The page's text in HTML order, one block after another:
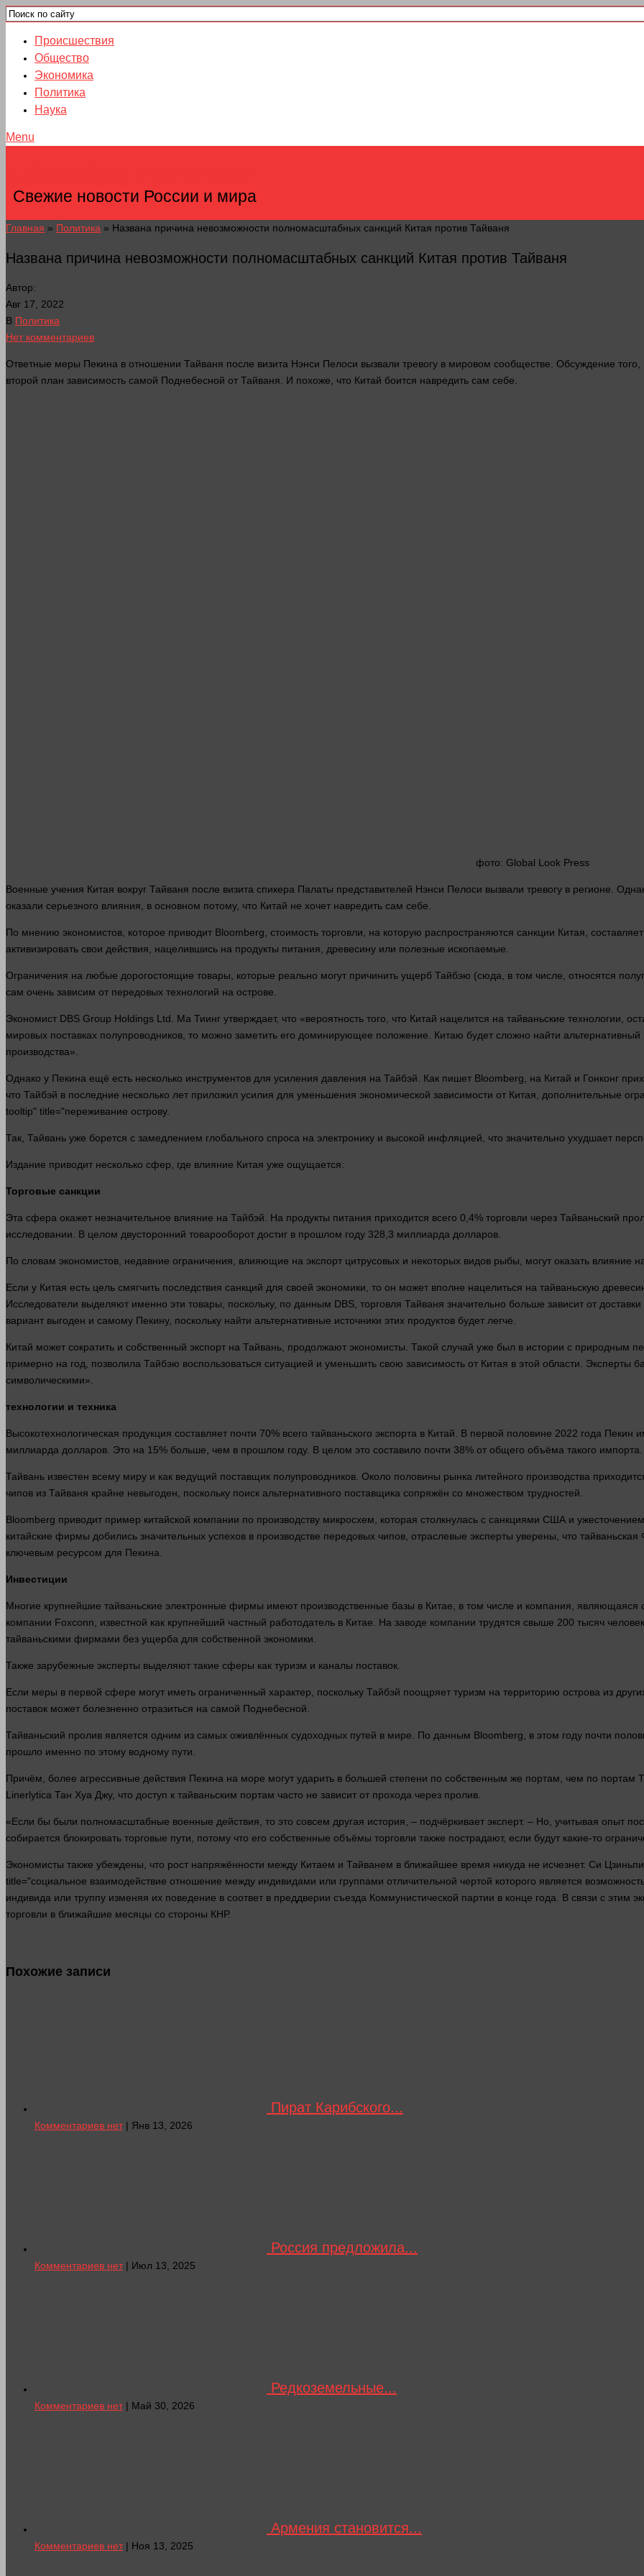
Происшествия
Общество
Экономика
Политика
Наука
Menu
Свежие новости России и мира
Главная » Политика » Названа причина невозможности полномасштабных санкций Китая против Тайваня
Названа причина невозможности полномасштабных санкций Китая против Тайваня
Автор:
Авг 17, 2022
В Политика
Нет комментариев
Ответные меры Пекина в отношении Тайваня после визита Нэнси Пелоси вызвали тревогу в мировом сообществе. Обсуждение того,
второй план зависимость самой Поднебесной от Тайваня. И похоже, что Китай боится навредить сам себе.
фото: Global Look Press
Военные учения Китая вокруг Тайваня после визита спикера Палаты представителей Нэнси Пелоси вызвали тревогу в регионе.
оказали серьезного влияния, в основном потому, что Китай не хочет навредить сам себе.
По мнению экономистов, которое приводит Bloomberg, стоимость торговли, на которую распространяются санкции Китая,
активизировать свои действия, нацелившись на продукты питания, древесину или полезные ископаемые.
Ограничения на любые дорогостоящие товары , которые реально могут причинить ущерб Тайбэю (сюда, в том числе, относятся
сам очень зависим от передовых технологий на острове.
Экономист DBS Group Holdings Ltd. Ма Тиинг утверждает, что «вероятность того, что Китай нацелится на тайваньские технологии ,
мировых поставках полупроводников, то можно заметить его доминирующее положение. Китаю будет сложно найти альтернативный
производства».
Однако у Пекина ещё есть несколько инструментов для усиления давления на Тайбэй. Как пишет Bloomberg, на Китай и Гонконг
что Тайбэй в последние несколько лет приложил усилия для уменьшения экономической зависимости от Китая, дополнительные
tooltip" title="переживание острову.
Так, Тайвань уже борется с замедлением глобального спроса на электронику и высокой инфляцией, что значительно ухудшает
Издание приводит несколько сфер, где влияние Китая уже ощущается:
Торговые санкции
Эта сфера окажет незначительное влияние на Тайбэй. На продукты питания приходится всего 0,4% торговли через Тайваньский
исследовании. В целом двусторонний товарооборот достиг в прошлом году 328,3 миллиарда долларов
По словам экономистов, недавние ограничения, влияющие на экспорт цитрусовых и некоторых видов рыбы, могут оказать влияние
Если у Китая есть цель смягчить последствия санкций для своей экономики , то он может вполне нацелиться на тайваньскую
Исследователи выделяют именно эти товары , поскольку, по данным DBS, торговля Тайваня значительно больше зависит от
вариант выгоден и самому Пекину, поскольку найти альтернативные источники этих продуктов будет легче.
Китай может сократить и собственный экспорт на Тайвань, продолжают экономисты. Такой случай уже был в истории с природным
примерно на год, позволила Тайбэю воспользоваться ситуацией и уменьшить свою зависимость от Китая в этой области . Эксперты
символическими».
технологии и техника
Высокотехнологическая продукция составляет почти 70% всего тайваньского экспорта в Китай. В первой половине 2022 года Пекин
миллиарда долларов . Это на 15% больше , чем в прошлом году. В целом это составило почти 38% от общего объёма такого импорта.
Тайвань известен всему миру и как ведущий поставщик полупроводников. Около половины рынка литейного производства
чипов из Тайваня крайне невыгоден, поскольку поиск альтернативного поставщика сопряжён со множеством трудностей.
Bloomberg приводит пример китайской компании по производству микросхем, которая столкнулась с санкциями США и
китайские фирмы добились значительных успехов в производстве передовых чипов, отраслевые эксперты уверены, что тайваньская
ключевым ресурсом для Пекина.
Инвестиции
Многие крупнейшие тайваньские электронные фирмы имеют производственные базы в Китае, в том числе и компания, являющаяся
компании Foxconn, известной как крупнейший частный работодатель в Китае. На заводе компании трудятся свыше 200 тысяч человек
тайваньскими фирмами без ущерба для собственной экономики
Также зарубежные эксперты выделяют такие сферы как туризм и каналы поставок.
Если меры в первой сфере могут иметь ограниченный характер , поскольку Тайбэй поощряет туризм на территорию острова из
поставок может болезненно отразиться на самой Поднебесной.
Тайваньский пролив является одним из самых оживлённых судоходных путей в мире. По данным Bloomberg, в этом году почти
прошло именно по этому водному пути.
Причём, более агрессивные действия Пекина на море могут ударить в большей степени по собственным же портам, чем по портам
Linerlytica Тан Хуа Джу, что доступ к тайваньским портам часто не зависит от прохода через пролив.
«Если бы были полномасштабные военные действия, то это совсем другая история, – подчёркивает эксперт. – Но, учитывая опыт
собирается блокировать торговые пути, потому что его собственные объёмы торговли также пострадают, если будут какие-то
Экономисты также убеждены, что рост напряжённости между Китаем и Тайванем в ближайшее время никуда не исчезнет. Си
title="социальное взаимодействие отношение между индивидами или группами отличительной чертой которого является
индивида или труппу изменяя их поведение в соответ в преддверии съезда Коммунистической партии в конце года . В связи с этим
торговли в ближайшие месяцы со стороны КНР.
Похожие записи
Пират Карибского...
Комментариев нет| Янв 13, 2026
Россия предложила...
Комментариев нет| Июл 13, 2025
Редкоземельные...
Комментариев нет| Май 30, 2026
Армения становится...
Комментариев нет| Ноя 13, 2025